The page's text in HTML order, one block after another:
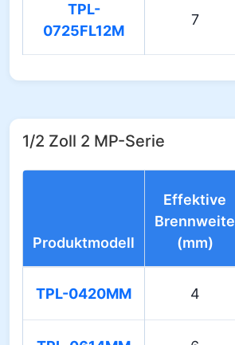
TPL-
0725FL12M
7
1/2 Zoll 2 MP-Serie
Produktmodell
Effektive
Brennweite
(mm)
TPL-0420MM 4